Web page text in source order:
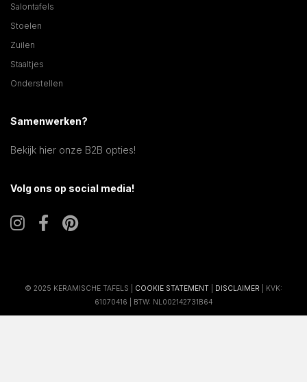
Salontafels
Stoelen
Zuilen
Staaltjes
Onderstellen
Samenwerken?
Bekijk hier onze B2B opties!
Volg ons op social media!
© 2025 KERAMISCHE TAFELS | COOKIE STATEMENT DISCLAIMER | KVK:
61070416 | BTW: NL002142731B64